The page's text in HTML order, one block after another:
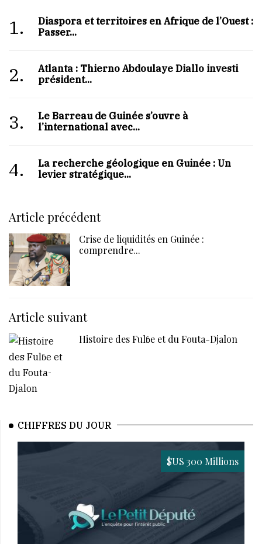
1.
Diaspora et territoires en Afrique de l’Ouest :
Passer...
2.
Atlanta : Thierno Abdoulaye Diallo investi
président...
3.
Le Barreau de Guinée s’ouvre à
l’international avec...
4.
La recherche géologique en Guinée : Un
levier stratégique...
Article précédent
Crise de liquidités en Guinée :
comprendre...
Article suivant
Histoire des Fulɓe et du Fouta-Djalon
CHIFFRES DU JOUR
$US 300 Millions